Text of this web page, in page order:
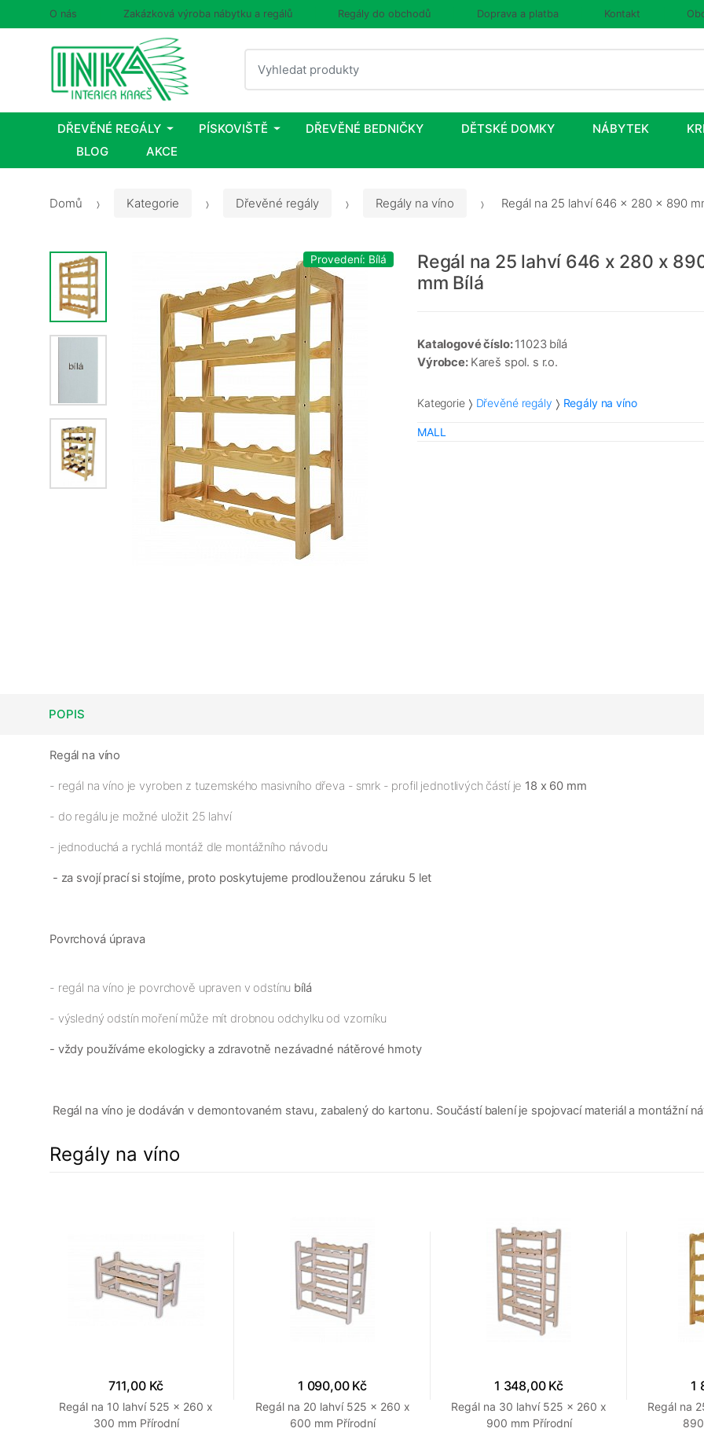
O nás Zakázková výroba nábytku a regálů Regály do obchodů Doprava a platba Kontakt
Vyhledat
DŘEVĚNÉ REGÁLY PÍSKOVIŠTĚ DŘEVĚNÉ BEDNIČKY DĚTSKÉ DOMKY NÁBYTEK
BLOG
AKCE
Domů Kategorie Dřevěné regály Regály na víno Regál na 25 lahví 646 x 280 x 890
Provedení: Bílá
Regál na 25 lahví 646 x 280 x
mm Bílá
Katalogové číslo:11023 bílá
Výrobce: Kareš spol. s r.o.
Kategorie Dřevěné regály Regály na víno
MALL
POPIS
Regál na víno
- regál na víno je vyroben z tuzemského masivního dřeva - smrk - profil jednotlivých částí je 18 x 60 mm
- do regálu je možné uložit 25 lahví
- jednoduchá a rychlá montáž dle montážního návodu
- za svojí prací si stojíme, proto poskytujeme prodlouženou záruku 5 let
Povrchová úprava
- regál na víno je povrchově upraven v odstínu bílá
- výsledný odstín moření může mít drobnou odchylku od vzorníku
- vždy používáme ekologicky a zdravotně nezávadné nátěrové hmoty
Regál na víno je dodáván v demontovaném stavu, zabalený do kartonu. Součástí balení je spojovací materiál a montážní
Regály na víno
711,00 Kč
Regál na 10 lahví 525 x 260 x
300 mm Přírodní
1 090,00 Kč
Regál na 20 lahví 525 x 260 x
600 mm Přírodní
1 348,00 Kč
Regál na 30 lahví 525 x 260 x
900 mm Přírodní
1
Regál na